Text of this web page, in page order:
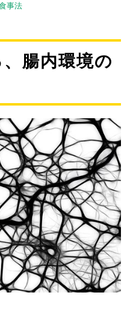
事法
腸内環境の